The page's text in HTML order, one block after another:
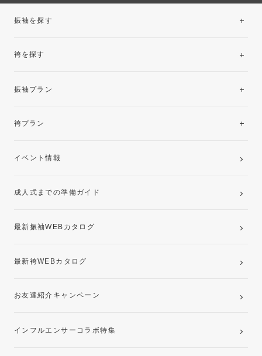
振袖を探す
袴を探す
振袖プラン
レンタルプラン
袴プラン
卒業袴レンタルプラン
イベント情報
成人式までの準備ガイド
最新振袖WEBカタログ
最新袴WEBカタログ
お友達紹介キャンペーン
インフルエンサーコラボ特集